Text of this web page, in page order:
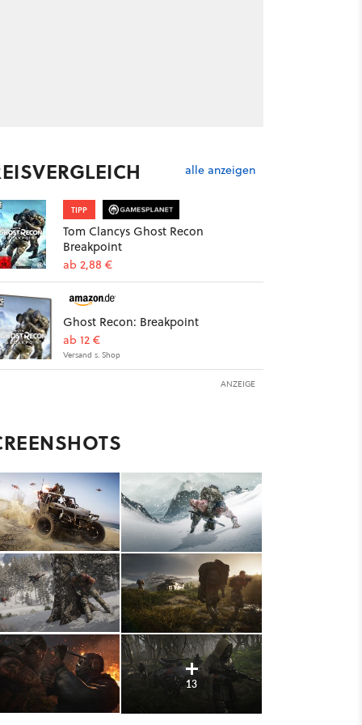
alle anzeigen
TIPP
Tom Clancys Ghost Recon
Breakpoint
ab 2,88 €
Ghost Recon: Breakpoint
ab 12 €
Versand s. Shop
ANZEIGE
13